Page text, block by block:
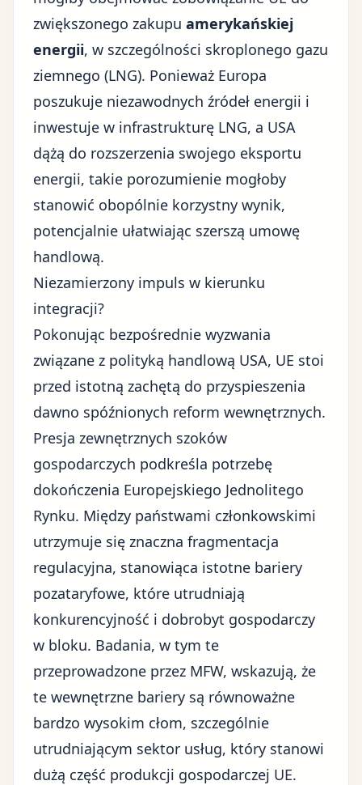
zwiększonego zakupu amerykańskiej
energii, w szczególności skroplonego gazu
ziemnego (LNG). Ponieważ Europa
poszukuje niezawodnych źródeł energii i
inwestuje w infrastrukturę LNG, a USA
dążą do rozszerzenia swojego eksportu
energii, takie porozumienie mogłoby
stanowić obopólnie korzystny wynik,
potencjalnie ułatwiając szerszą umowę
handlową.
Niezamierzony impuls w kierunku
integracji?
Pokonując bezpośrednie wyzwania
związane z polityką handlową USA, UE stoi
przed istotną zachętą do przyspieszenia
dawno spóźnionych reform wewnętrznych.
Presja zewnętrznych szoków
gospodarczych podkreśla potrzebę
dokończenia Europejskiego Jednolitego
Rynku. Między państwami członkowskimi
utrzymuje się znaczna fragmentacja
regulacyjna, stanowiąca istotne bariery
pozataryfowe, które utrudniają
konkurencyjność i dobrobyt gospodarczy
w bloku. Badania, w tym te
przeprowadzone przez MFW, wskazują, że
te wewnętrzne bariery są równoważne
bardzo wysokim cłom, szczególnie
utrudniającym sektor usług, który stanowi
dużą część produkcji gospodarczej UE.